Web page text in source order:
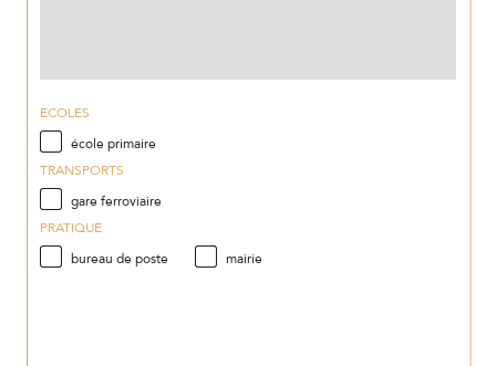
ECOLES
école primaire
TRANSPORTS
gare ferroviaire
PRATIQUE
bureau de poste
mairie